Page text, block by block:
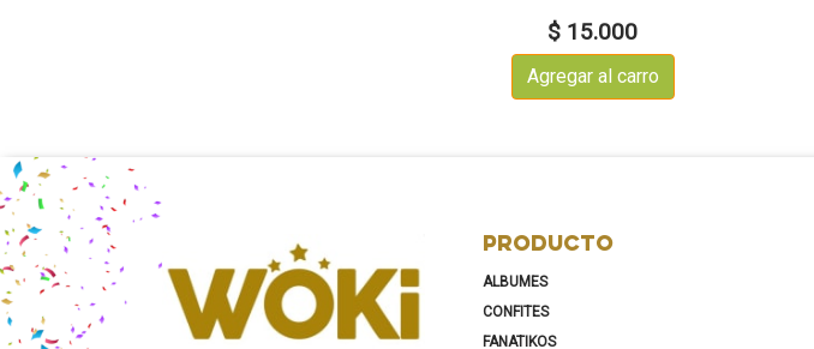
$ 15.000
Agregar al carro
PRODUCTO
ALBUMES
CONFITES
FANATIKOS